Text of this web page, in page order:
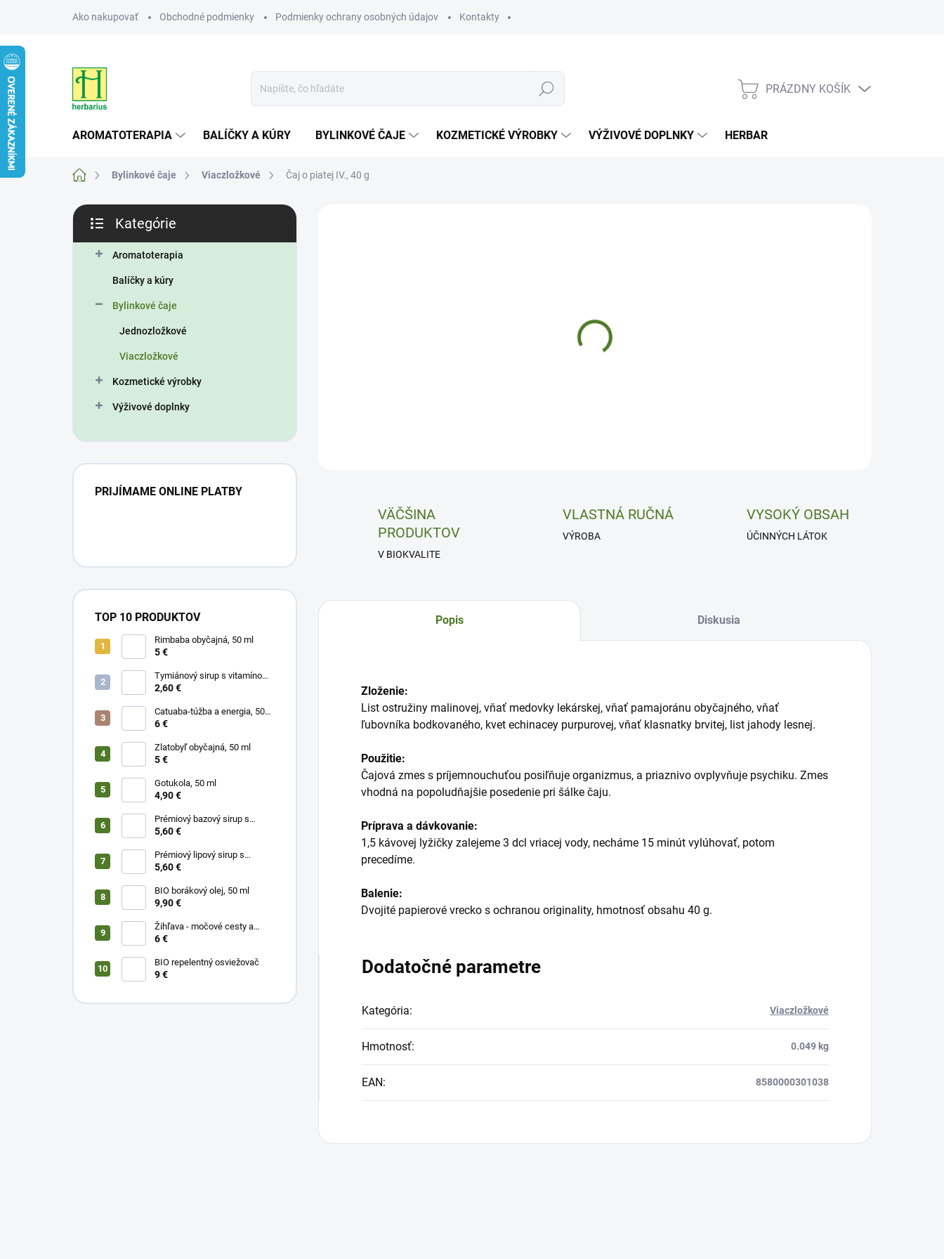
Ako nakupovať Obchodné podmienky Podmienky ochrany osobných údajov Kontakty
Hľadať
NÁKUPNÝ
PRÁZDNY KOŠÍK
AROMATOTERAPIA BALÍČKY A KÚRY BYLINKOVÉ ČAJE KOZMETICKÉ VÝROBKY VÝŽIVOVÉ DOPLNKY HERBAR
DomovBylinkové čaje Viaczložkové Čaj o piatej IV., 40 g
B
č
kategórie
Kategórie
Aromatoterapia
Balíčky a kúry
Bylinkové čaje
Jednozložkové
Viaczložkové
Kozmetické výrobky
Výživové doplnky
PRIJÍMAME ONLINE PLATBY
TOP 10 PRODUKTOV
Rimbaba obyčajná, 50 ml
5 €
Tymiánový sirup s vitamínom
C
2,60 €
Catuaba-túžba a energia, 50
ml
6 €
Zlatobyľ obyčajná, 50 ml
5 €
Gotukola, 50 ml
4,90 €
Prémiový bazový sirup s
limetkou a vitam. C
5,60 €
Prémiový lipový sirup s
citrónom a vitamínom C
5,60 €
BIO borákový olej, 50 ml
9,90 €
Žihľava - močové cesty a
prostata, 50 ml
6 €
BIO repelentný osviežovač
9 €
DETAILNÉ INFORMÁCIE
VÄČŠINA
PRODUKTOV
V BIOKVALITE
VLASTNÁ RUČNÁ
VÝROBA
VYSOKÝ OBSAH
ÚČINNÝCH LÁTOK
Popis Diskusia
Zloženie:
List ostružiny malinovej, vňať medovky lekárskej, vňať pamajoránu obyčajného, vňať
ľubovníka bodkovaného, kvet echinacey purpurovej, vňať klasnatky brvitej, list jahody lesnej.
Použitie:
Čajová zmes s príjemnouchuťou posiľňuje organizmus, a priaznivo ovplyvňuje psychiku. Zmes
vhodná na popoludňajšie posedenie pri šálke čaju.
Príprava a dávkovanie:
1,5 kávovej lyžičky zalejeme 3 dcl vriacej vody, necháme 15 minút vylúhovať, potom
precedíme.
Balenie:
Dvojité papierové vrecko s ochranou originality, hmotnosť obsahu 40 g.
Dodatočné parametre
Kategória: Viaczložkové
Hmotnosť: 0.049 kg
EAN: 8580000301038